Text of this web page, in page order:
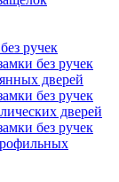
ручек
без ручек
дверей
без ручек
дверей
без ручек